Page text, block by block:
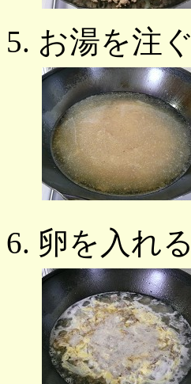
お湯を注ぐ
卵を入れる